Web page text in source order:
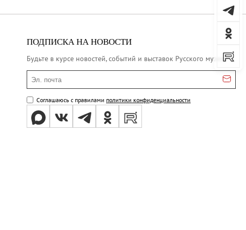
ПОДПИСКА НА НОВОСТИ
Будьте в курсе новостей, событий и выставок Русского музея
Эл. почта
Соглашаюсь с правилами политики конфиденциальности